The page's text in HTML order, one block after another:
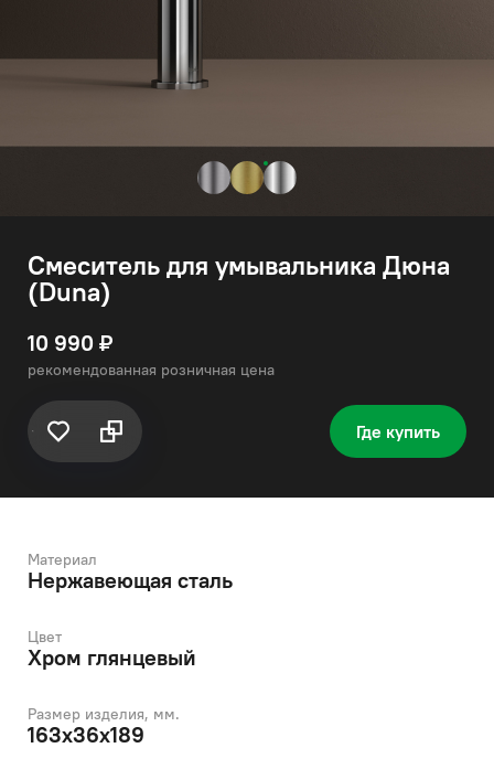
Смеситель для умывальника Дюна
(Duna)
10 990 ₽
рекомендованная розничная цена
Где купить
Материал
Нержавеющая сталь
Цвет
Хром глянцевый
Размер изделия, мм.
163х36х189